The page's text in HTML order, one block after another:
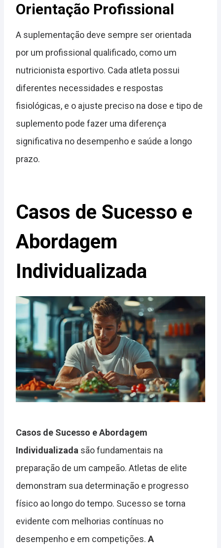
Orientação Profissional
A suplementação deve sempre ser orientada
por um profissional qualificado, como um
nutricionista esportivo. Cada atleta possui
diferentes necessidades e respostas
fisiológicas, e o ajuste preciso na dose e tipo de
suplemento pode fazer uma diferença
significativa no desempenho e saúde a longo
prazo.
Casos de Sucesso e
Abordagem
Individualizada
Casos de Sucesso e Abordagem
Individualizada são fundamentais na
preparação de um campeão. Atletas de elite
demonstram sua determinação e progresso
físico ao longo do tempo. Sucesso se torna
evidente com melhorias contínuas no
desempenho e em competições. A